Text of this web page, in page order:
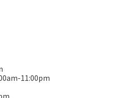
11:00pm